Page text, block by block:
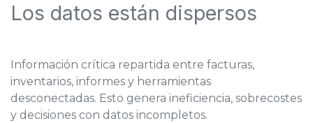
Los datos están dispersos
Información crítica repartida entre facturas,
inventarios, informes y herramientas
desconectadas. Esto genera ineficiencia, sobrecostes
y decisiones con datos incompletos.